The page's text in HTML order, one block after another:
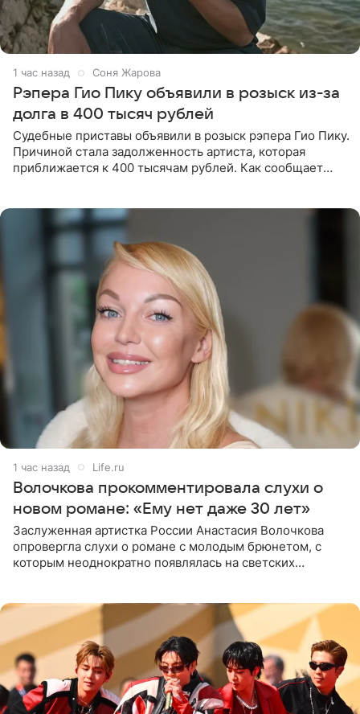
1 час назад Соня Жарова
Рэпера Гио Пику объявили в розыск из-за
долга в 400 тысяч рублей
Судебные приставы объявили в розыск рэпера Гио Пику.
Причиной стала задолженность артиста, которая
приближается к 400 тысячам рублей. Как сообщает
1 час назад Life.ru
Волочкова прокомментировала слухи о
новом романе: «Ему нет даже 30 лет»
Заслуженная артистка России Анастасия Волочкова
опровергла слухи о романе с молодым брюнетом, с
которым неоднократно появлялась на светских